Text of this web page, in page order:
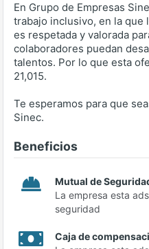
En Grupo de Empresas
trabajo inclusivo, en la que
es respetada y valorada
colaboradores puedan
talentos. Por lo que esta
21,015.
Te esperamos para que
Sinec.
Beneficios
Mutual de
La empresa esta
seguridad
Caja de